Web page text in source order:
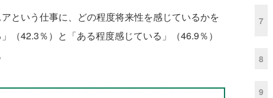
という仕事に、どの程度将来性を感じているかを
（42.3％）と「ある程度感じている」（46.9％）
7
8
9